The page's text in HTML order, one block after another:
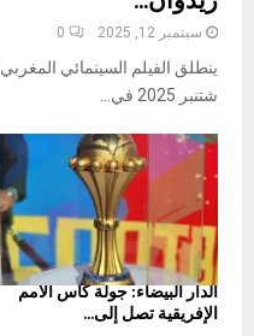
سبتمبر 12, 2025 0
شتنبر 2025 في...
الدار البيضاء: جولة كأس الأمم
الإفريقية تصل إلى...